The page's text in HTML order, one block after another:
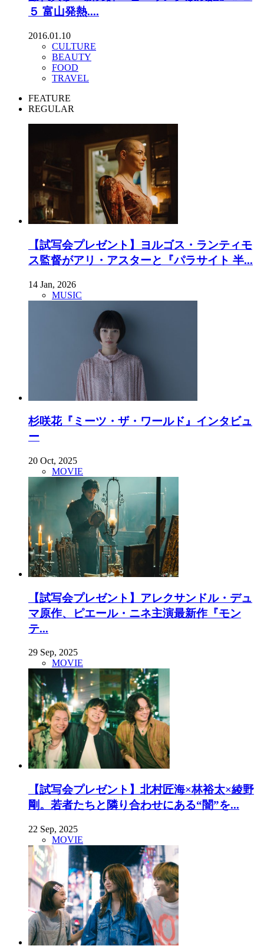
５ 富山発熱....
2016.01.10
CULTURE
BEAUTY
FOOD
TRAVEL
FEATURE
REGULAR
【試写会プレゼント】ヨルゴス・ランティモ
ス監督がアリ・アスターと『パラサイト 半...
14 Jan, 2026
MUSIC
杉咲花『ミーツ・ザ・ワールド』インタビュ
ー
20 Oct, 2025
MOVIE
【試写会プレゼント】アレクサンドル・デュ
マ原作、ピエール・ニネ主演最新作『モン
テ...
29 Sep, 2025
MOVIE
【試写会プレゼント】北村匠海×林裕太×綾野
剛。若者たちと隣り合わせにある“闇”を...
22 Sep, 2025
MOVIE